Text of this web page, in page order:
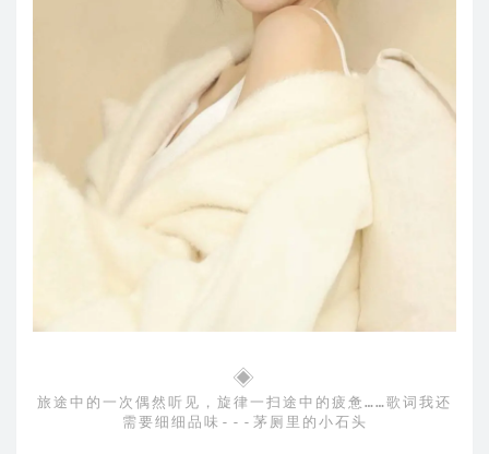
◈
旅途中的一次偶然听见，旋律一扫途中的疲惫……歌词我还
需要细细品味---茅厕里的小石头